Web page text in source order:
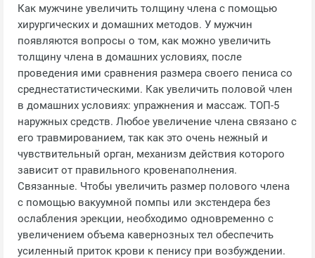
Как мужчине увеличить толщину члена с помощью
хирургических и домашних методов. У мужчин
появляются вопросы о том, как можно увеличить
толщину члена в домашних условиях, после
проведения ими сравнения размера своего пениса со
среднестатистическими. Как увеличить половой член
в домашних условиях: упражнения и массаж. ТОП-5
наружных средств. Любое увеличение члена связано с
его травмированием, так как это очень нежный и
чувствительный орган, механизм действия которого
зависит от правильного кровенаполнения.
Связанные. Чтобы увеличить размер полового члена
с помощью вакуумной помпы или экстендера без
ослабления эрекции, необходимо одновременно с
увеличением объема кавернозных тел обеспечить
усиленный приток крови к пенису при возбуждении.